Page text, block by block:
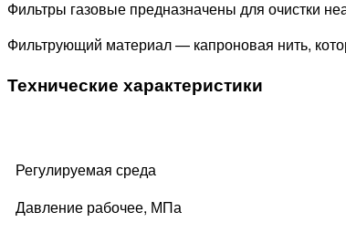
Фильтры газовые предназначены для очистки
Фильтрующий материал — капроновая нить,
Технические характеристики
Регулируемая среда
Давление рабочее, МПа